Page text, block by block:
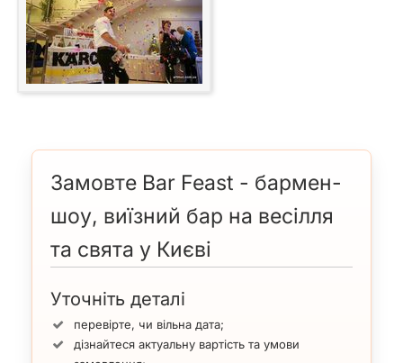
Замовте Bar Feast - бармен-
шоу, виїзний бар на весілля
та свята у Києві
Уточніть деталі
перевірте, чи вільна дата;
дізнайтеся актуальну вартість та умови